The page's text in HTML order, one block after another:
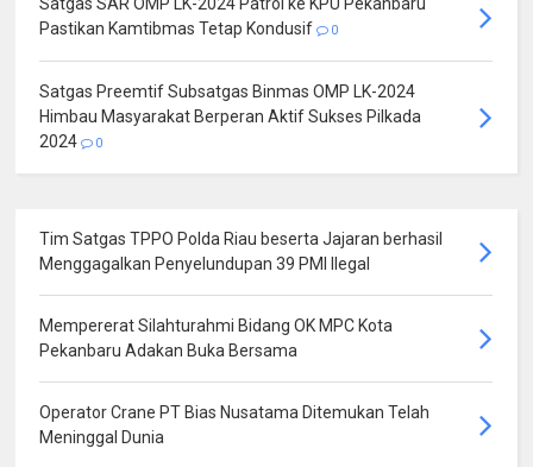
Pastikan Kamtibmas Tetap Kondusif
0
Satgas Preemtif Subsatgas Binmas OMP LK-2024
Himbau Masyarakat Berperan Aktif Sukses Pilkada
2024
0
Tim Satgas TPPO Polda Riau beserta Jajaran berhasil
Menggagalkan Penyelundupan 39 PMI Ilegal
Mempererat Silahturahmi Bidang OK MPC Kota
Pekanbaru Adakan Buka Bersama
Operator Crane PT Bias Nusatama Ditemukan Telah
Meninggal Dunia